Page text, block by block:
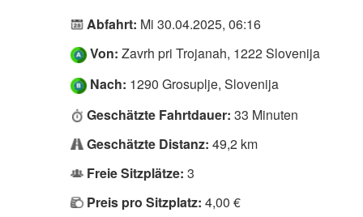
Abfahrt: Mi 30.04.2025, 06:16
Von: Zavrh pri Trojanah, 1222 Slovenija
Nach: 1290 Grosuplje, Slovenija
Geschätzte Fahrtdauer: 33 Minuten
Geschätzte Distanz: 49,2 km
Freie Sitzplätze: 3
Preis pro Sitzplatz: 4,00 €